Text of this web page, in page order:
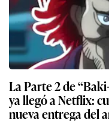
La Parte 2 de
ya llegó a Netflix:
nueva entrega del